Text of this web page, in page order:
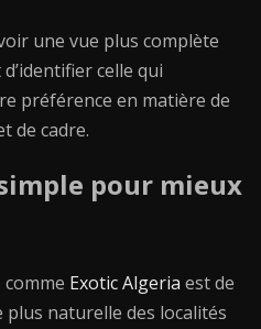
une vue plus complète
celle qui
préférence en matière de
de cadre.
pour mieux
Exotic Algeria est de
naturelle des localités